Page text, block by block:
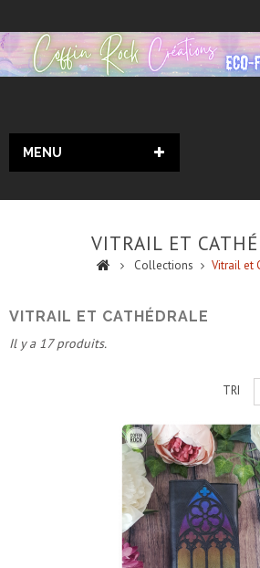
MENU
VITRAIL ET
Collections Vitrail et
VITRAIL ET CATHÉDRALE
Il y a 17 produits.
TRI